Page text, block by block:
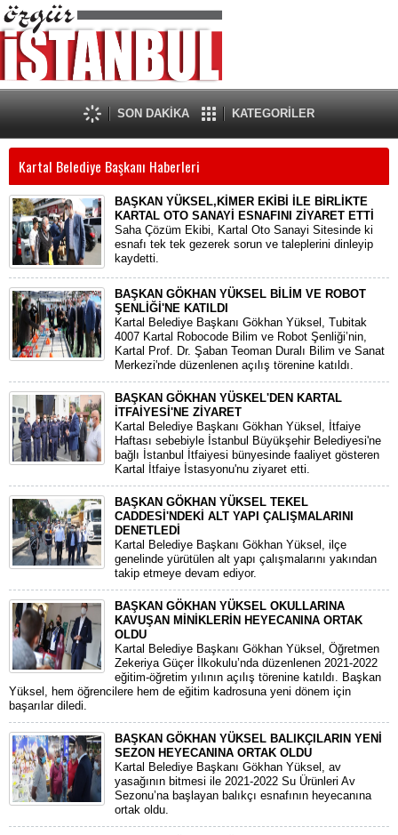
SON DAKİKA KATEGORİLER
Kartal Belediye Başkanı Haberleri
BAŞKAN YÜKSEL,KİMER EKİBİ İLE BİRLİKTE
KARTAL OTO SANAYİ ESNAFINI ZİYARET ETTİ
Saha Çözüm Ekibi, Kartal Oto Sanayi Sitesinde ki
esnafı tek tek gezerek sorun ve taleplerini dinleyip
kaydetti.
BAŞKAN GÖKHAN YÜKSEL BİLİM VE ROBOT
ŞENLİĞİ'NE KATILDI
Kartal Belediye Başkanı Gökhan Yüksel, Tubitak
4007 Kartal Robocode Bilim ve Robot Şenliği’nin,
Kartal Prof. Dr. Şaban Teoman Duralı Bilim ve Sanat
Merkezi'nde düzenlenen açılış törenine katıldı.
BAŞKAN GÖKHAN YÜSKEL'DEN KARTAL
İTFAİYESİ'NE ZİYARET
Kartal Belediye Başkanı Gökhan Yüksel, İtfaiye
Haftası sebebiyle İstanbul Büyükşehir Belediyesi'ne
bağlı İstanbul İtfaiyesi bünyesinde faaliyet gösteren
Kartal İtfaiye İstasyonu'nu ziyaret etti.
BAŞKAN GÖKHAN YÜKSEL TEKEL
CADDESİ'NDEKİ ALT YAPI ÇALIŞMALARINI
DENETLEDİ
Kartal Belediye Başkanı Gökhan Yüksel, ilçe
genelinde yürütülen alt yapı çalışmalarını yakından
takip etmeye devam ediyor.
BAŞKAN GÖKHAN YÜKSEL OKULLARINA
KAVUŞAN MİNİKLERİN HEYECANINA ORTAK
OLDU
Kartal Belediye Başkanı Gökhan Yüksel, Öğretmen
Zekeriya Güçer İlkokulu’nda düzenlenen 2021-2022
eğitim-öğretim yılının açılış törenine katıldı. Başkan
Yüksel, hem öğrencilere hem de eğitim kadrosuna yeni dönem için
başarılar diledi.
BAŞKAN GÖKHAN YÜKSEL BALIKÇILARIN YENİ
SEZON HEYECANINA ORTAK OLDU
Kartal Belediye Başkanı Gökhan Yüksel, av
yasağının bitmesi ile 2021-2022 Su Ürünleri Av
Sezonu’na başlayan balıkçı esnafının heyecanına
ortak oldu.